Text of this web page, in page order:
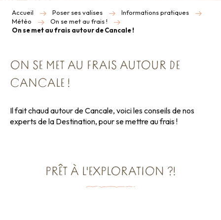
Accueil Poser ses valises
Informations pratiques
Météo
On se met au frais !
On se met au frais autour de Cancale !
ON SE MET AU FRAIS AUTOUR DE
CANCALE !
Il fait chaud autour de Cancale, voici les conseils de nos
experts de la Destination, pour se mettre au frais !
PRÊT À L'EXPLORATION ?!